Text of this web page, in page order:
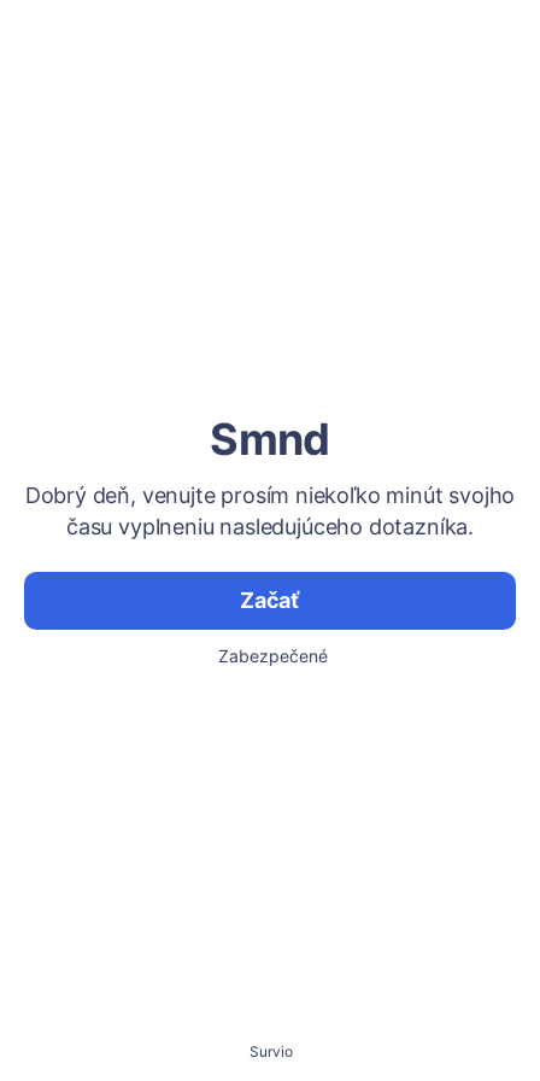
Smnd
Dobrý deň, venujte prosím niekoľko minút svojho
času vyplneniu nasledujúceho dotazníka.
Začať
Zabezpečené
Survio